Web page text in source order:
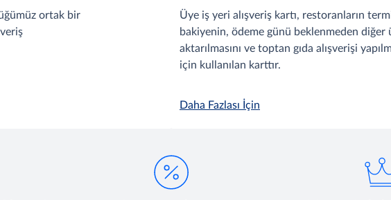
ortak bir
Üye iş yeri alışveriş kartı, restoranların
bakiyenin, ödeme günü beklenmeden diğer
aktarılmasını ve toptan gıda alışverişi
için kullanılan karttır.
Daha Fazlası İçin